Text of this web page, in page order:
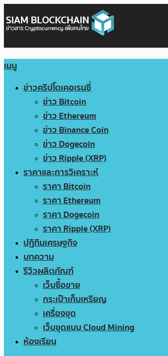
เมนู
ข่าวคริปโตเคอเรนซี่
ข่าว Bitcoin
ข่าว Ethereum
ข่าว Binance Coin
ข่าว Dogecoin
ข่าว Ripple (XRP)
ราคาและการวิเคราะห์
ราคา Bitcoin
ราคา Ethereum
ราคา Dogecoin
ราคา Ripple (XRP)
ปฏิทินเศรษฐกิจ
บทความ
รีวิวผลิตภัณฑ์
เว็บซื้อขาย
กระเป๋าเก็บเหรียญ
เครื่องขุด
เว็บขุดแบบ Cloud Mining
ห้องเรียน